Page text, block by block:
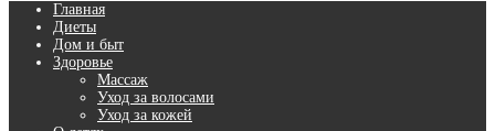
Главная
Диеты
Дом и быт
Здоровье
Массаж
Уход за волосами
Уход за кожей